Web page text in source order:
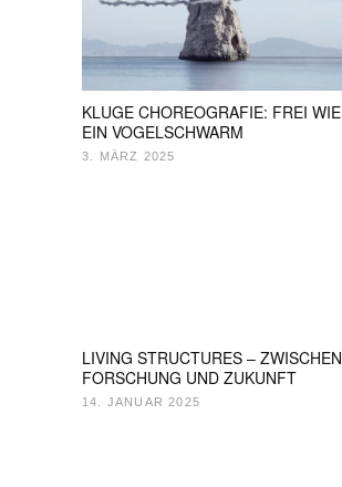
KLUGE CHOREOGRAFIE: FREI WIE
EIN VOGELSCHWARM
3. MÄRZ 2025
LIVING STRUCTURES – ZWISCHEN
FORSCHUNG UND ZUKUNFT
14. JANUAR 2025